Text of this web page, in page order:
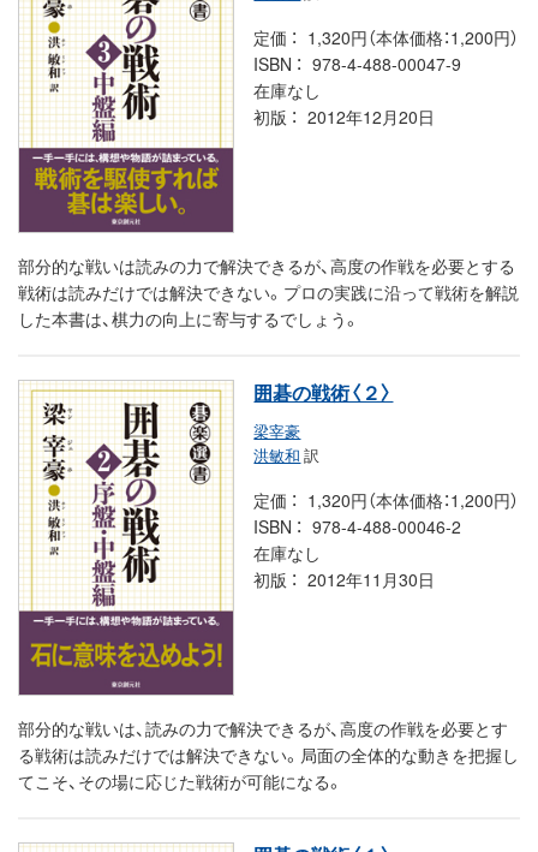
定価
1,320円（本体価格：1,200円）
ISBN
978-4-488-00047-9
在庫なし
初版
2012年12月20日
部分的な戦いは読みの力で解決できるが、高度の作戦を必要とする
戦術は読みだけでは解決できない。プロの実践に沿って戦術を解説
した本書は、棋力の向上に寄与するでしょう。
囲碁の戦術〈２〉
梁宰豪
洪敏和 訳
定価
1,320円（本体価格：1,200円）
ISBN
978-4-488-00046-2
在庫なし
初版
2012年11月30日
部分的な戦いは、読みの力で解決できるが、高度の作戦を必要とす
る戦術は読みだけでは解決できない。局面の全体的な動きを把握し
てこそ、その場に応じた戦術が可能になる。